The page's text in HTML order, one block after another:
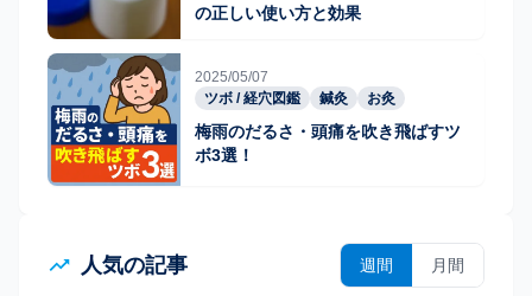
の正しい使い方と効果
2025/05/07
ツボ / 経穴図鑑
鍼灸 お灸
梅雨のだるさ・頭痛を吹き飛ばすツ
ボ3選！
人気の記事 週間 月間